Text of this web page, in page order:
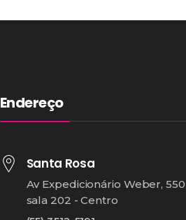
Endereço
Santa Rosa
Av Expedicionário Weber, 550
sala 202 - Centro